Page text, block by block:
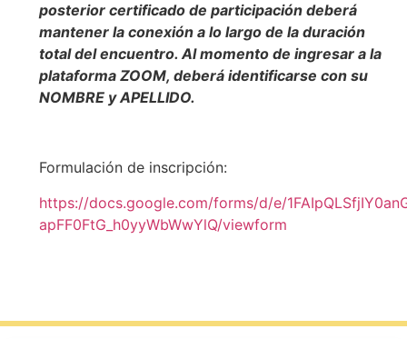
posterior certificado de participación deberá
mantener la conexión a lo largo de la duración
total del encuentro. Al momento de ingresar a la
plataforma ZOOM, deberá identificarse con su
NOMBRE y APELLIDO.
Formulación de inscripción:
https://docs.google.com/forms/d/e/
apFF0FtG_h0yyWbWwYlQ/viewform